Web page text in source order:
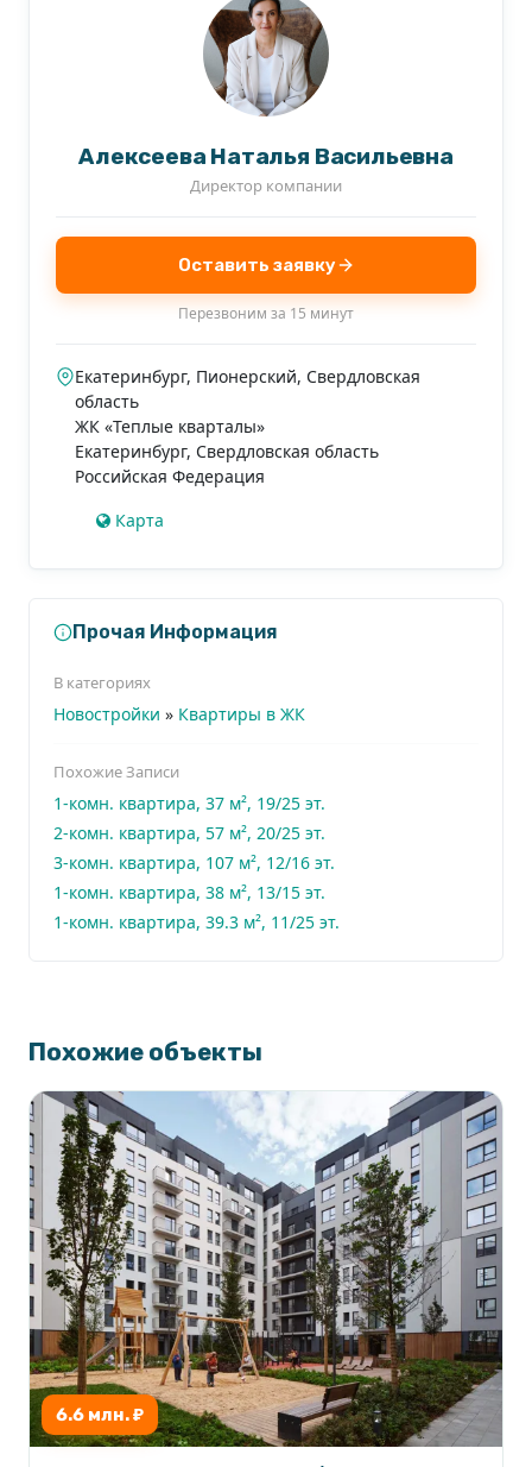
Алексеева Наталья Васильевна
Директор компании
Оставить заявку
Перезвоним за 15 минут
Екатеринбург, Пионерский, Свердловская
область
ЖК «Теплые кварталы»
Екатеринбург, Свердловская область
Российская Федерация
Карта
Прочая Информация
В категориях
Новостройки » Квартиры в ЖК
Похожие Записи
1-комн. квартира, 37 м², 19/25 эт.
2-комн. квартира, 57 м², 20/25 эт.
3-комн. квартира, 107 м², 12/16 эт.
1-комн. квартира, 38 м², 13/15 эт.
1-комн. квартира, 39.3 м², 11/25 эт.
Похожие объекты
6.6 млн. ₽